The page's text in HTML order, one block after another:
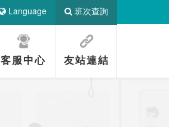
Language 班次查詢
客服中心 友站連結